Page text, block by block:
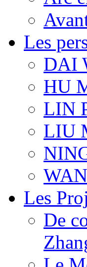
Les
DAI
HU
LIN
LIU
Les
De